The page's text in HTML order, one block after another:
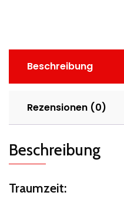
Beschreibung
Rezensionen (0)
Beschreibung
Traumzeit: